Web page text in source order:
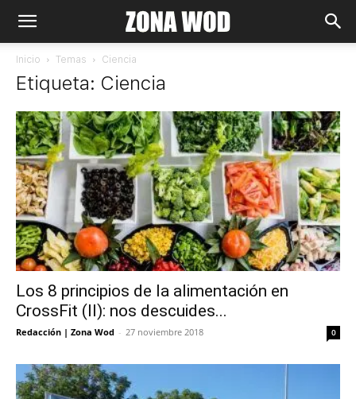
Inicio Temas Ciencia
Etiqueta: Ciencia
Los 8 principios de la alimentación en
CrossFit (II): nos descuides...
Redacción | Zona Wod - 27 noviembre 2018 0